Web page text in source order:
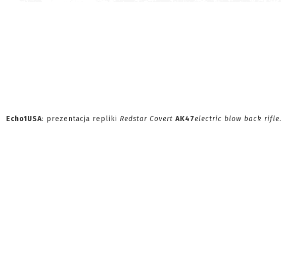
Echo1USA: prezentacja repliki Redstar Covert AK47electric blow back rifle.